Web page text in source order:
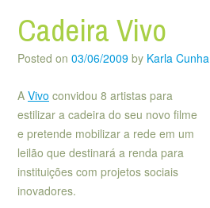
Cadeira Vivo
Posted on 03/06/2009 by Karla Cunha
A Vivo convidou 8 artistas para
estilizar a cadeira do seu novo filme
e pretende mobilizar a rede em um
leilão que destinará a renda para
instituições com projetos sociais
inovadores.